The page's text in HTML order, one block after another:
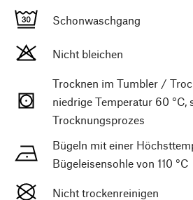
Schonwaschgang
Nicht bleichen
Trocknen im Tumbler /
niedrige Temperatur 60 °C,
Trocknungsprozes
Bügeln mit einer
Bügeleisensohle von 110 °C
Nicht trockenreinigen